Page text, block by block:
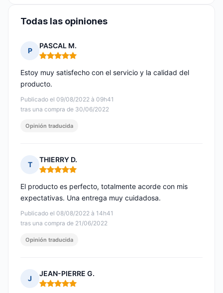
Todas las opiniones
P
PASCAL M.
Nota: 5 de 5
Publicado el 09/08/2022 à 09h41
tras una compra de 30/06/2022
Estoy muy satisfecho con el servicio y la calidad del
producto.
Opinión traducida
T
THIERRY D.
Nota: 5 de 5
Publicado el 08/08/2022 à 14h41
tras una compra de 21/06/2022
El producto es perfecto, totalmente acorde con mis
expectativas. Una entrega muy cuidadosa.
Opinión traducida
J
JEAN-PIERRE G.
Nota: 5 de 5